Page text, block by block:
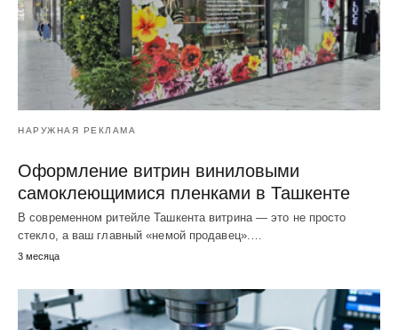
НАРУЖНАЯ РЕКЛАМА
Оформление витрин виниловыми
самоклеющимися пленками в Ташкенте
В современном ритейле Ташкента витрина — это не просто
стекло, а ваш главный «немой продавец».…
3 месяца